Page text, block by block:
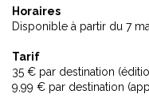
Horaires
Disponible à partir du 7
Tarif
35 € par destination
9,99 € par destination